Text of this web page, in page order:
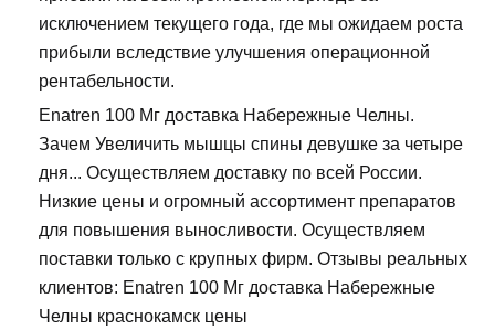
исключением текущего года, где мы ожидаем роста
прибыли вследствие улучшения операционной
рентабельности.
Enatren 100 Мг доставка Набережные Челны.
Зачем Увеличить мышцы спины девушке за четыре
дня... Осуществляем доставку по всей России.
Низкие цены и огромный ассортимент препаратов
для повышения выносливости. Осуществляем
поставки только с крупных фирм. Отзывы реальных
клиентов: Enatren 100 Мг доставка Набережные
Челны краснокамск цены